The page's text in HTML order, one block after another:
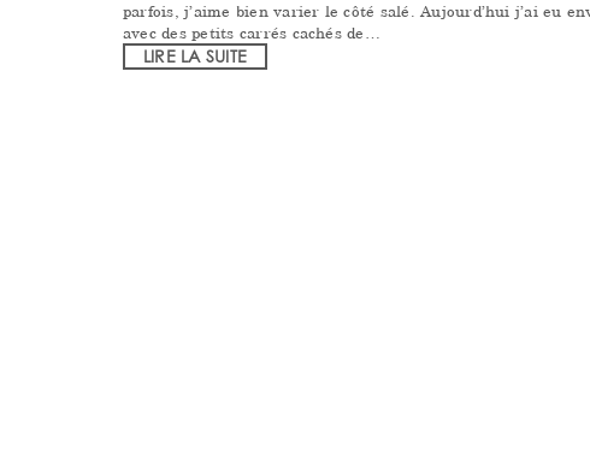
parfois, j’aime bien varier le côté salé. Aujourd’hui j’ai eu
avec des petits carrés cachés de…
LIRE LA SUITE